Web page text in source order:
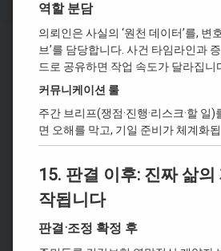
역할 분담
의뢰인은 사실의 ‘원천 데이터’를, 변
브’를 담당합니다. 사건 타임라인과
드로 공유하면 작업 속도가 달라집니
커뮤니케이션 룰
주간 브리프(쟁점·진행·리스크·할 일
면 오해를 막고, 기일 준비가 체계화
15. 판결 이후: 진짜 삶의
작됩니다
판결·조정 확정 후